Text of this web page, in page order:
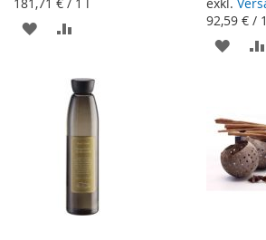
ZUR
HINZUFÜGEN
HINZUFÜGEN
92,59 € /
ZUR